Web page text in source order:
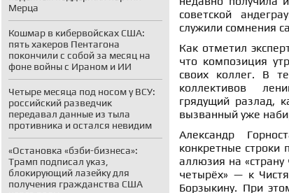
Мерца
Кошмар в кибервойсках США:
пять хакеров Пентагона
покончили с собой за месяц на
фоне войны с Ираном и ИИ
Четыре месяца под носом у ВСУ:
российский разведчик
передавал данные из тыла
противника и остался невидим
«Остановка «бэби-бизнеса»:
Трамп подписал указ,
блокирующий лазейку для
получения гражданства США
советской
служили сомнения
Как отметил
что композиция
своих коллег. В
коллективов
грядущий разлад,
вызванный уже
Александр
конкретные строки
аллюзия на «страну
четырёх» — к
Борзыкину. При